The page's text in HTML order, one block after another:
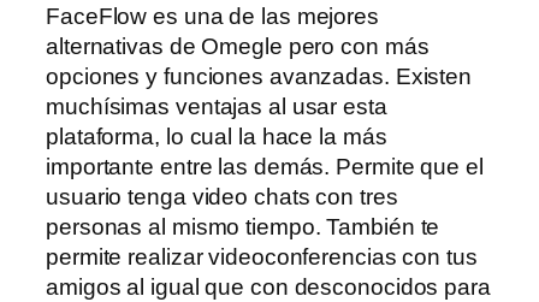
FaceFlow es una de las mejores
alternativas de Omegle pero con más
opciones y funciones avanzadas. Existen
muchísimas ventajas al usar esta
plataforma, lo cual la hace la más
importante entre las demás. Permite que el
usuario tenga video chats con tres
personas al mismo tiempo. También te
permite realizar videoconferencias con tus
amigos al igual que con desconocidos para